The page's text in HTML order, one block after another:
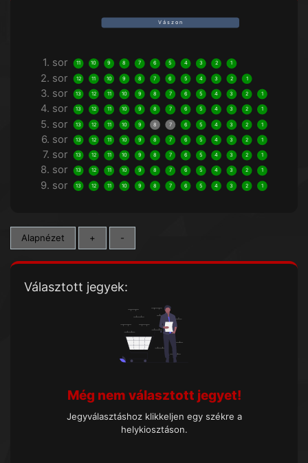
V á s z o n
1. sor 11 10 9 8 7 6 5 4 3 2 1
2. sor 12 11 10 9 8 7 6 5 4 3 2 1
3. sor 13 12 11 10 9 8 7 6 5 4 3 2 1
4. sor 13 12 11 10 9 8 7 6 5 4 3 2 1
5. sor 13 12 11 10 9 8 7 6 5 4 3 2 1
6. sor 13 12 11 10 9 8 7 6 5 4 3 2 1
7. sor 13 12 11 10 9 8 7 6 5 4 3 2 1
8. sor 13 12 11 10 9 8 7 6 5 4 3 2 1
9. sor 13 12 11 10 9 8 7 6 5 4 3 2 1
Alapnézet + -
Választott jegyek:
Még nem választott jegyet!
Jegyválasztáshoz klikkeljen egy székre a
helykiosztáson.